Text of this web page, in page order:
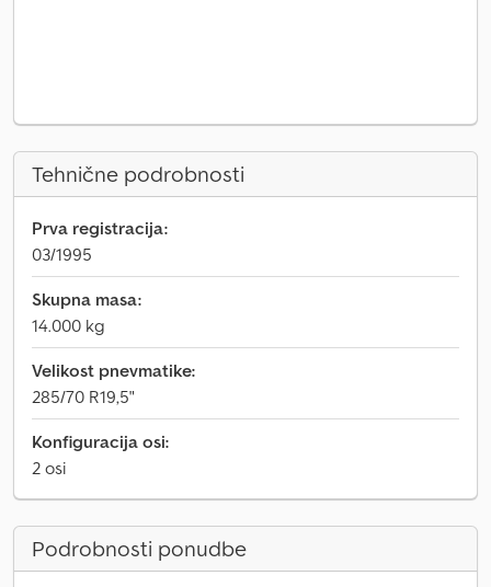
Tehnične podrobnosti
Prva registracija:
03/1995
Skupna masa:
14.000 kg
Velikost pnevmatike:
285/70 R19,5"
Konfiguracija osi:
2 osi
Podrobnosti ponudbe